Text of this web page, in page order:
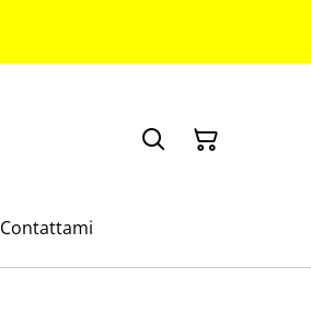
Contattami